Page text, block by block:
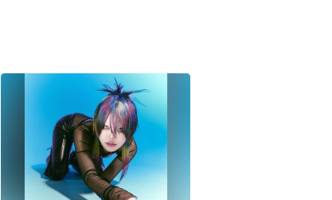
#R&B/ソウル